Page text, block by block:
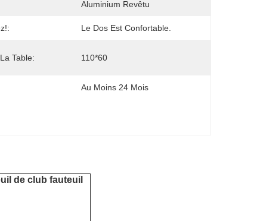
Aluminium Revêtu
Le Dos Est Confortable.
Table: 110*60
Au Moins 24 Mois
de club fauteuil